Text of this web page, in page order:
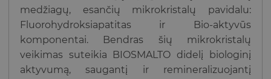
medžiagų, esančių mikrokristalų pavidalu:
Fluorohydroksiapatitas ir Bio-aktyvūs
komponentai. Bendras šių mikrokristalų
veikimas suteikia BIOSMALTO didelį biologinį
aktyvumą, saugantį ir remineralizuojantį